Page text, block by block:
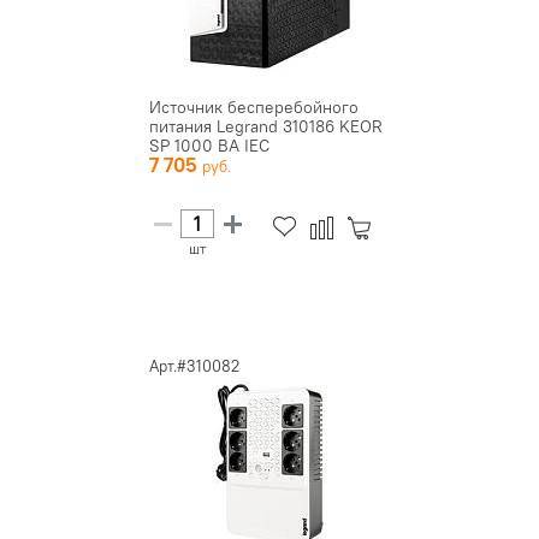
Источник бесперебойного
питания Legrand 310186 KEOR
SP 1000 ВА IEC
7 705
шт
Арт.#310082